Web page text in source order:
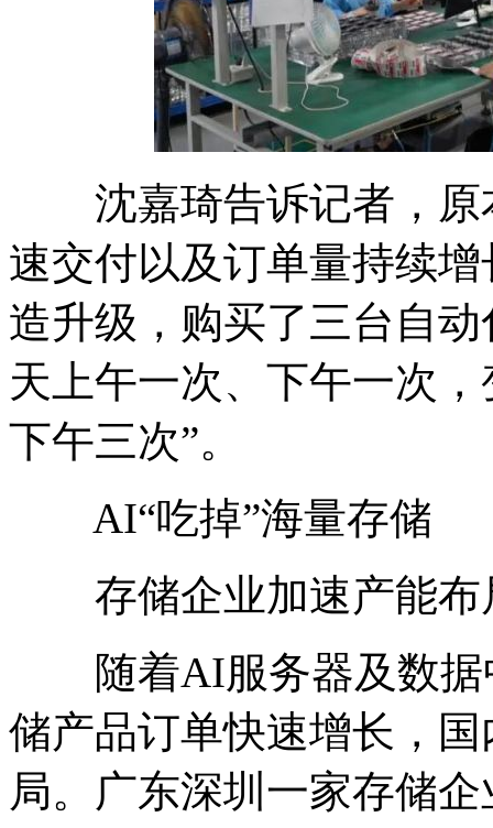
沈嘉琦告诉记者，原
速交付以及订单量持续
造升级，购买了三台自
天上午一次、下午一次
下午三次”。
AI“吃掉”海量存储
存储企业加速产能布
随着AI服务器及数据
储产品订单快速增长，
局。广东深圳一家存储